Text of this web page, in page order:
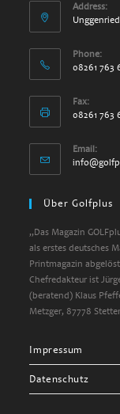
Address:
Phone:
08261 763
Fax:
08261 763
Email:
Über Golfplus
„Das Magazin
als erstes deutsches
Printmagazin
Chefredakteur ist
(beratend) Klaus
Metzger, 87778
Impressum
Datenschutz